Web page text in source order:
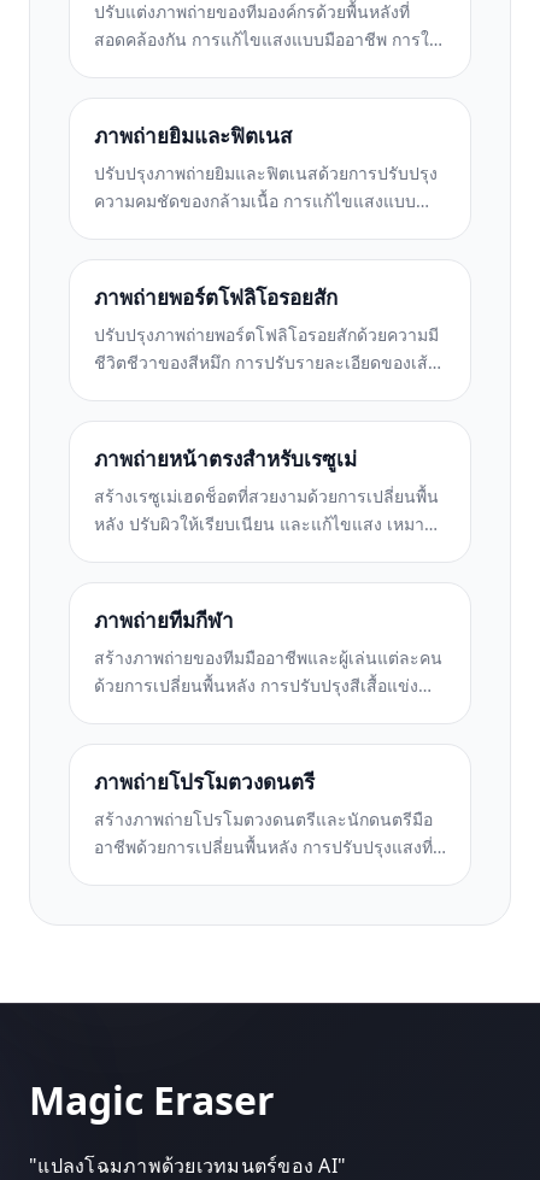
ปรับแต่งภาพถ่ายของทีมองค์กรด้วยพื้นหลังที่
สอดคล้องกัน การแก้ไขแสงแบบมืออาชีพ การให้
ภาพที่สม่ำเสมอทั่วทั้งทีม
ภาพถ่ายยิมและฟิตเนส
ปรับปรุงภาพถ่ายยิมและฟิตเนสด้วยการปรับปรุง
ความคมชัดของกล้ามเนื้อ การแก้ไขแสงแบบ
ที่มีคอนทราสต์สูง
ภาพถ่ายพอร์ตโฟลิโอรอยสัก
ปรับปรุงภาพถ่ายพอร์ตโฟลิโอรอยสักด้วยความมี
ชีวิตชีวาของสีหมึก การปรับรายละเอียดของเส้น
สำหรับพอร์ตโฟลิโอของศิลปินและ Instagram
ภาพถ่ายหน้าตรงสำหรับเรซูเม่
สร้างเรซูเม่เฮดช็อตที่สวยงามด้วยการเปลี่ยนพื้น
หลัง ปรับผิวให้เรียบเนียน และแก้ไขแสง เหมาะ
องค์กร
ภาพถ่ายทีมกีฬา
สร้างภาพถ่ายของทีมมืออาชีพและผู้เล่นแต่ละคน
ด้วยการเปลี่ยนพื้นหลัง การปรับปรุงสีเสื้อแข่ง
รายชื่อและโปรแกรมต่างๆ
ภาพถ่ายโปรโมตวงดนตรี
สร้างภาพถ่ายโปรโมตวงดนตรีและนักดนตรีมือ
อาชีพด้วยการเปลี่ยนพื้นหลัง การปรับปรุงแสงที่
Magic Eraser
"แปลงโฉมภาพด้วยเวทมนตร์ของ AI"